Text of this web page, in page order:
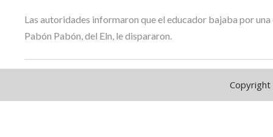
Las autoridades informaron que el educador bajaba por
Pabón Pabón, del Eln, le dispararon.
Copyright